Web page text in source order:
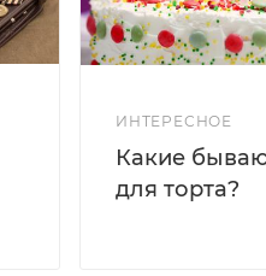
ИНТЕРЕСНОЕ
Какие
для торта?